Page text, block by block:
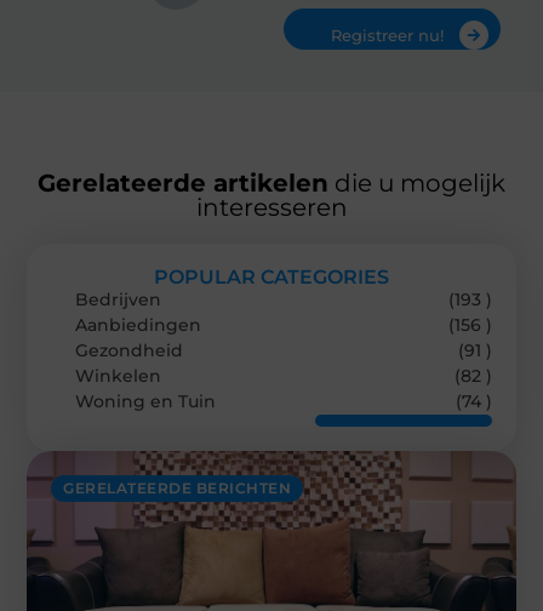
Registreer nu!
Gerelateerde artikelen die u mogelijk
interesseren
GERELATEERDE BERICHTEN
POPULAR CATEGORIES
Bedrijven
(193 )
Aanbiedingen
(156 )
Gezondheid
(91 )
Winkelen
(82 )
Woning en Tuin
(74 )